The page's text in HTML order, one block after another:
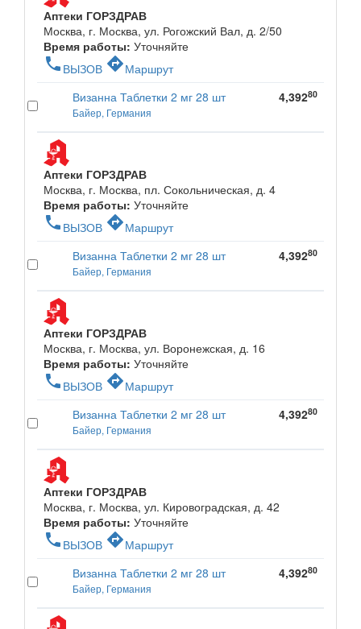
Аптеки ГОРЗДРАВ
Москва, г. Москва, ул. Рогожский Вал, д. 2/50
Время работы: Уточняйте
phone ВЫЗОВ directionsМаршрут
Визанна Таблетки 2 мг 28 шт
Байер, Германия
4,39280
Аптеки ГОРЗДРАВ
Москва, г. Москва, пл. Сокольническая, д. 4
Время работы: Уточняйте
phone ВЫЗОВ directionsМаршрут
Визанна Таблетки 2 мг 28 шт
Байер, Германия
4,39280
Аптеки ГОРЗДРАВ
Москва, г. Москва, ул. Воронежская, д. 16
Время работы: Уточняйте
phone ВЫЗОВ directionsМаршрут
Визанна Таблетки 2 мг 28 шт
Байер, Германия
4,39280
Аптеки ГОРЗДРАВ
Москва, г. Москва, ул. Кировоградская, д. 42
Время работы: Уточняйте
phone ВЫЗОВ directionsМаршрут
Визанна Таблетки 2 мг 28 шт
Байер, Германия
4,39280